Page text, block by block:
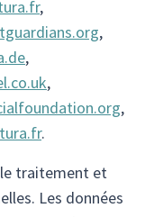
,
,
,
,
,
.
le traitement et
Les données